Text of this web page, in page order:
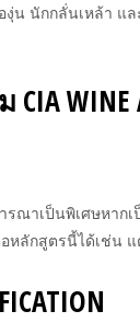
น นักกลั่นเหล้า
ณาเป็นพิเศษหากเ
ลักสูตรนี้ได้เช่น แ